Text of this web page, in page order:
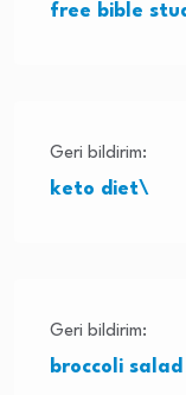
free bible
Geri bildirim:
keto diet\
Geri bildirim:
broccoli